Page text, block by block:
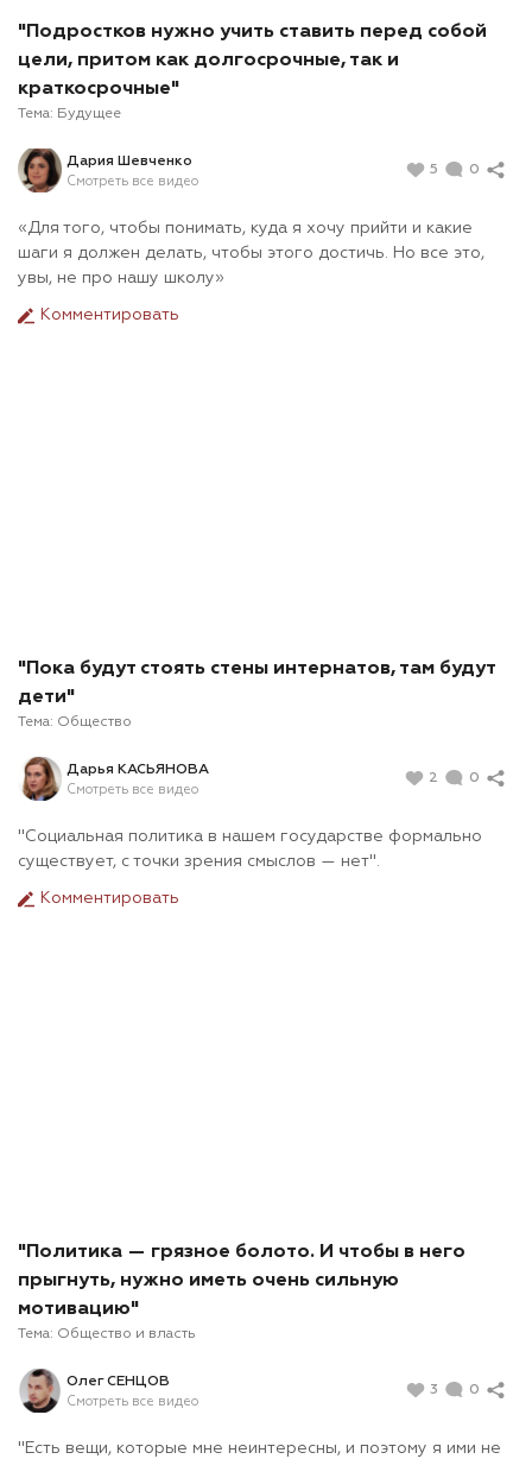
"Подростков нужно учить ставить перед собой
цели, притом как долгосрочные, так и
краткосрочные"
Тема: Будущее
Дария Шевченко
Смотреть все видео
5 0
«Для того, чтобы понимать, куда я хочу прийти и какие
шаги я должен делать, чтобы этого достичь. Но все это,
увы, не про нашу школу»
Комментировать
"Пока будут стоять стены интернатов, там будут
дети"
Тема: Общество
Дарья КАСЬЯНОВА
Смотреть все видео
2 0
"Социальная политика в нашем государстве формально
существует, с точки зрения смыслов — нет".
Комментировать
"Политика — грязное болото. И чтобы в него
прыгнуть, нужно иметь очень сильную
мотивацию"
Тема: Общество и власть
Олег СЕНЦОВ
Смотреть все видео
3 0
"Есть вещи, которые мне неинтересны, и поэтому я ими не